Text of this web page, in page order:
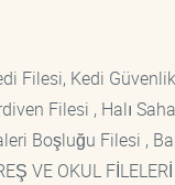
Filesi, Kedi
Filesi , Halı
Boşluğu Filesi ,
VE OKUL